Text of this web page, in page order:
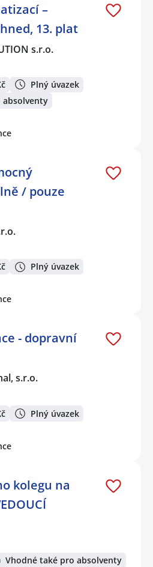
–
13. plat
s.r.o.
Plný úvazek
absolventy
/ pouze
Plný úvazek
- dopravní
s.r.o.
Plný úvazek
kolegu na
Vhodné také pro absolventy